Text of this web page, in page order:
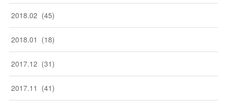
2018.02 (45)
2018.01 (18)
2017.12 (31)
2017.11 (41)